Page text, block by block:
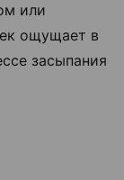
или
ощущает в
засыпания